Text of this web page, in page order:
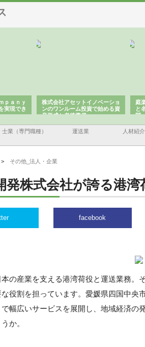
ｐａｎｙ
実現でき
株式会社アセットイノベーショ
ンのワンルーム投資で始める資
産形成と老後準備
庭
と
間
士業（専門職種） 運送業 人材紹
その他_法人・企業
発株式会社が誇る港
facebook
の産業を支える港湾荷役と運送業務。
役割を担っています。愛媛県四国中央
幅広いサービスを展開し、地域経済の
か。